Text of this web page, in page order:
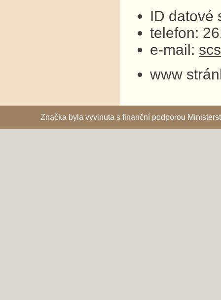
ID datové
telefon:
e-mail:
www
Značka byla vyvinuta s finanční podporou